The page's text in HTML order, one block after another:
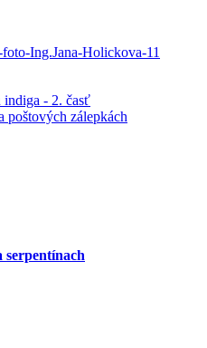
indiga - 2. časť
poštových zálepkách